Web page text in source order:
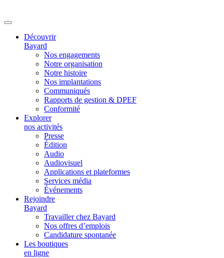
Découvrir
Bayard
Nos engagements
Notre organisation
Notre histoire
Nos implantations
Communiqués
Rapports de gestion & DPEF
Conformité
Explorer
nos activités
Presse
Édition
Audio
Audiovisuel
Applications et plateformes
Services média
Événements
Rejoindre
Bayard
Travailler chez Bayard
Nos offres d’emplois
Candidature spontanée
Les boutiques
en ligne